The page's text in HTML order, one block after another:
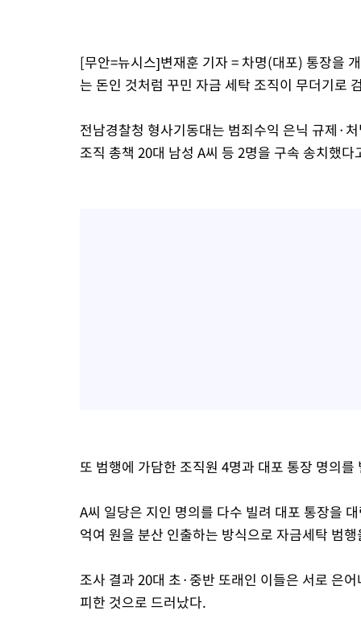
민주 콩고 에볼라환자 4천명 돌파, 4053명 발생 1850명 사망
[무안=뉴시스]변재훈 기자 = 차명(대포) 통장을
는 돈인 것처럼 꾸민 자금 세탁 조직이 무더기로
전남경찰청 형사기동대는 범죄수익 은닉 규제·
조직 총책 20대 남성 A씨 등 2명을 구속 송치했다
또 범행에 가담한 조직원 4명과 대포 통장 명의
A씨 일당은 지인 명의를 다수 빌려 대포 통장을
억여 원을 분산 인출하는 방식으로 자금세탁 범
조사 결과 20대 초·중반 또래인 이들은 서로 은
피한 것으로 드러났다.